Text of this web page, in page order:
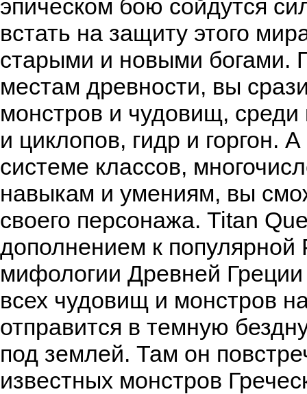
эпическом бою сойдутся
встать на защиту этого
старыми и новыми богами.
местам древности, вы
монстров и чудовищ, среди
и циклопов, гидр и горгон.
системе классов,
навыкам и умениям, вы
своего персонажа. Titan
дополнением к
мифологии Древней Греции
всех чудовищ и монстров
отправится в темную
под землей. Там он
известных монстров